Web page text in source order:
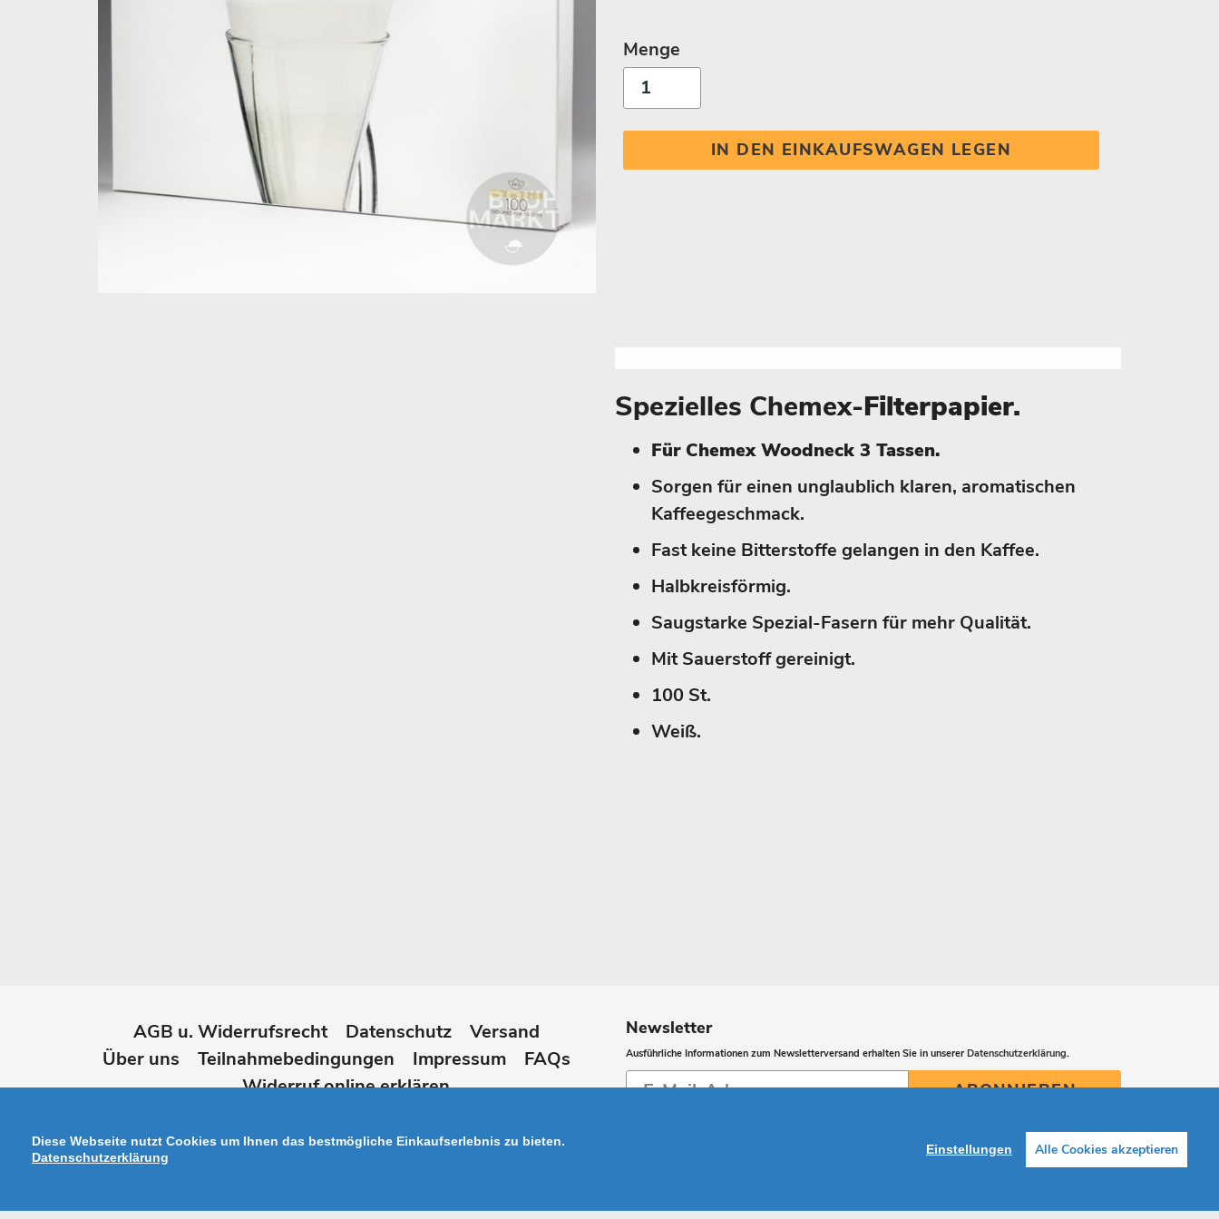
Menge
IN DEN EINKAUFSWAGEN LEGEN
Spezielles Chemex-Filterpapier.
Für Chemex Woodneck 3 Tassen.
Sorgen für einen unglaublich klaren, aromatischen
Kaffeegeschmack.
Fast keine Bitterstoffe gelangen in den Kaffee.
Halbkreisförmig.
Saugstarke Spezial-Fasern für mehr Qualität.
Mit Sauerstoff gereinigt.
100 St.
Weiß.
AGB u. Widerrufsrecht Datenschutz
Versand
Über uns
Teilnahmebedingungen Impressum
FAQs
Widerruf online erklären
Newsletter
Ausführliche Informationen zum Newsletterversand erhalten Sie in unsererDatenschutzerklärung.
Abonnieren
ABONNIEREN
Diese Webseite nutzt Cookies um Ihnen das bestmögliche Einkaufserlebnis zu bieten.
Datenschutzerklärung
Einstellungen Alle Cookies akzeptieren